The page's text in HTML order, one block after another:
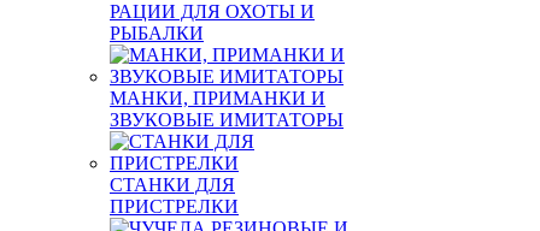
РАЦИИ ДЛЯ ОХОТЫ И
РЫБАЛКИ
МАНКИ, ПРИМАНКИ И
ЗВУКОВЫЕ ИМИТАТОРЫ
СТАНКИ ДЛЯ
ПРИСТРЕЛКИ